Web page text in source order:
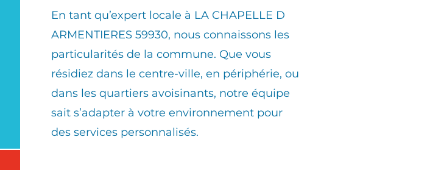
En tant qu’expert locale à LA CHAPELLE D
ARMENTIERES 59930, nous connaissons les
particularités de la commune. Que vous
résidiez dans le centre-ville, en périphérie, ou
dans les quartiers avoisinants, notre équipe
sait s’adapter à votre environnement pour
des services personnalisés.